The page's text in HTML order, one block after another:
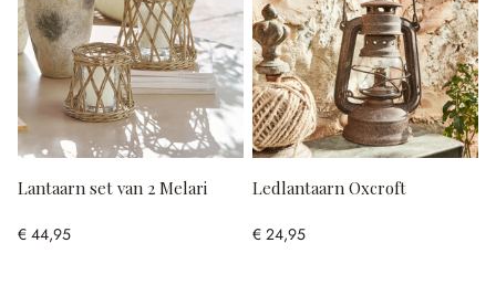
Lantaarn set van 2 Melari
€ 44,95
Ledlantaarn Oxcroft
€ 24,95